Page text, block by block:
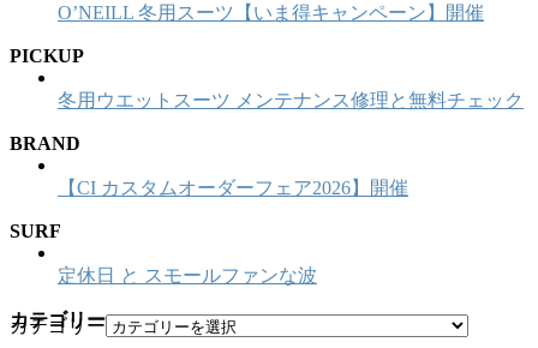
O’NEILL 冬用スーツ【いま得キャンペーン】開催
PICKUP
冬用ウエットスーツ メンテナンス修理と無料チェック
BRAND
【CI カスタムオーダーフェア2026】開催
SURF
定休日 と スモールファンな波
カテゴリー
カテゴリー